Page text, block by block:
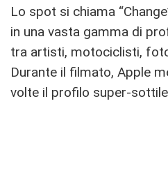
Lo spot si chiama
in una vasta gamma di
tra artisti, motociclisti,
Durante il filmato, Apple
volte il profilo super-